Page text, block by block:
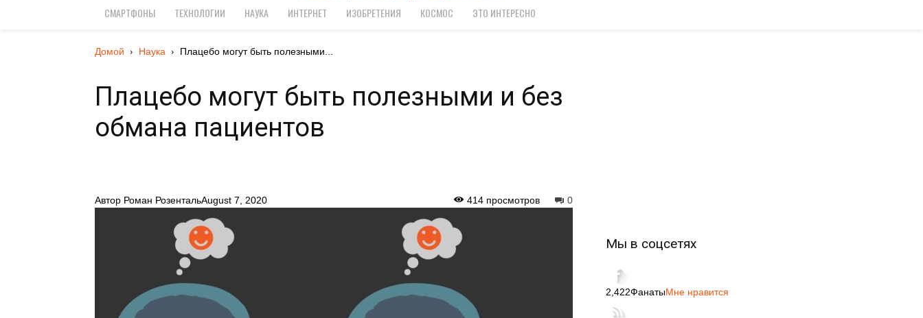
СМАРТФОНЫ ТЕХНОЛОГИИ НАУКА ИНТЕРНЕТ ИЗОБРЕТЕНИЯ КОСМОС ЭТО ИНТЕРЕСНО
Домой Наука Плацебо могут быть полезными...
Плацебо могут быть полезными и без
обмана пациентов
Автор Роман РозентальAugust 7, 2020 0
414 просмотров
Мы в соцсетях
2,422ФанатыМне нравится